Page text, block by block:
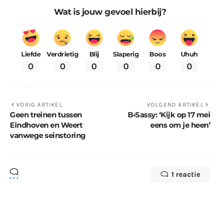
Wat is jouw gevoel hierbij?
Liefde
0
Verdrietig
0
Blij
0
Slaperig
0
Boos
0
Uhuh
0
VORIG ARTIKEL
Geen treinen tussen
Eindhoven en Weert
vanwege seinstoring
VOLGEND ARTIKEL
B•Sassy: ‘Kijk op 17 mei
eens om je heen’
1 reactie